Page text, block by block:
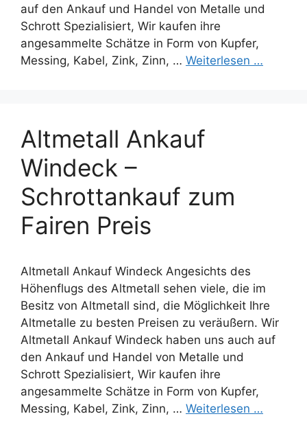
auf den Ankauf und Handel von Metalle und
Schrott Spezialisiert, Wir kaufen ihre
angesammelte Schätze in Form von Kupfer,
Messing, Kabel, Zink, Zinn, … Weiterlesen …
Altmetall Ankauf
Windeck –
Schrottankauf zum
Fairen Preis
Altmetall Ankauf Windeck Angesichts des
Höhenflugs des Altmetall sehen viele, die im
Besitz von Altmetall sind, die Möglichkeit Ihre
Altmetalle zu besten Preisen zu veräußern. Wir
Altmetall Ankauf Windeck haben uns auch auf
den Ankauf und Handel von Metalle und
Schrott Spezialisiert, Wir kaufen ihre
angesammelte Schätze in Form von Kupfer,
Messing, Kabel, Zink, Zinn, … Weiterlesen …